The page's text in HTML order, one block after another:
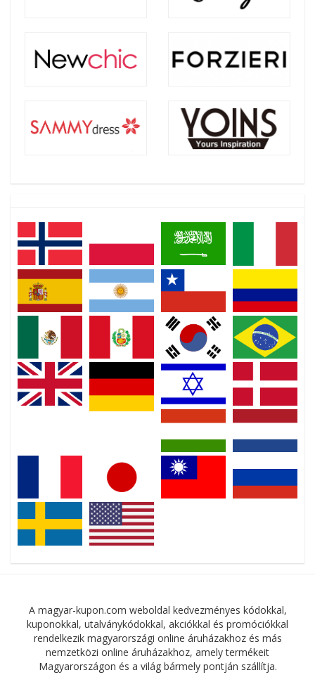
A magyar-kupon.com weboldal kedvezményes kódokkal,
kuponokkal, utalványkódokkal, akciókkal és promóciókkal
rendelkezik magyarországi online áruházakhoz és más
nemzetközi online áruházakhoz, amely termékeit
Magyarországon és a világ bármely pontján szállítja.